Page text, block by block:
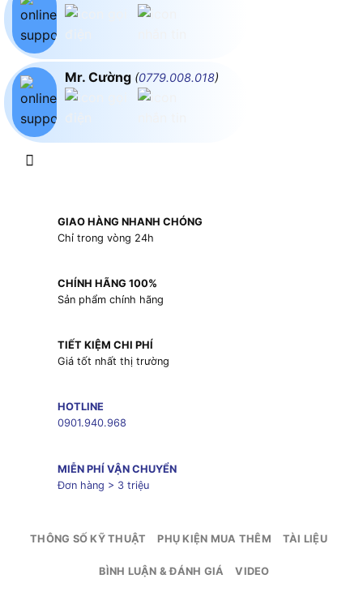
Mr. Cường (0779.008.018)
GIAO HÀNG NHANH CHÓNG
Chỉ trong vòng 24h
CHÍNH HÃNG 100%
Sản phẩm chính hãng
TIẾT KIỆM CHI PHÍ
Giá tốt nhất thị trường
HOTLINE
0901.940.968
MIỄN PHÍ VẬN CHUYỂN
Đơn hàng > 3 triệu
THÔNG SỐ KỸ THUẬT PHỤ KIỆN MUA THÊM TÀI LIỆU
BÌNH LUẬN & ĐÁNH GIÁ VIDEO